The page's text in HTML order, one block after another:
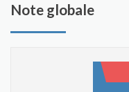
Note globale